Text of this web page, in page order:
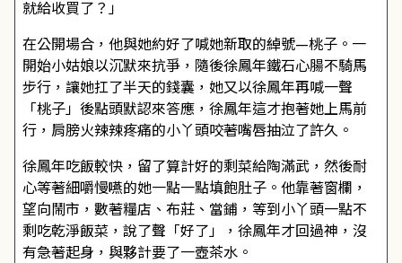
就給收買了？」
在公開場合，他與她約好了喊她新取的綽號—桃子。一
開始小姑娘以沉默來抗爭，隨後徐鳳年鐵石心腸不騎馬
步行，讓她扛了半天的錢囊，她又以徐鳳年再喊一聲
「桃子」後點頭默認來答應，徐鳳年這才抱著她上馬前
行，肩膀火辣辣疼痛的小丫頭咬著嘴唇抽泣了許久。
徐鳳年吃飯較快，留了算計好的剩菜給陶滿武，然後耐
心等著細嚼慢嚥的她一點一點填飽肚子。他靠著窗欄，
望向鬧市，數著糧店、布莊、當鋪，等到小丫頭一點不
剩吃乾淨飯菜，說了聲「好了」，徐鳳年才回過神，沒
有急著起身，與夥計要了一壺茶水。